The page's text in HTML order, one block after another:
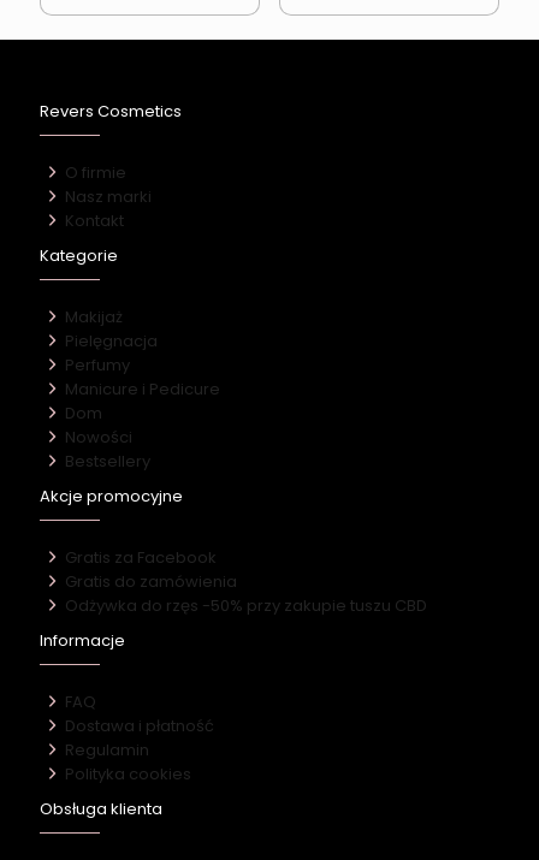
Revers Cosmetics
O firmie
Nasz marki
Kontakt
Kategorie
Makijaż
Pielęgnacja
Perfumy
Manicure i Pedicure
Dom
Nowości
Bestsellery
Akcje promocyjne
Gratis za Facebook
Gratis do zamówienia
Odżywka do rzęs -50% przy zakupie tuszu CBD
Informacje
FAQ
Dostawa i płatność
Regulamin
Polityka cookies
Obsługa klienta